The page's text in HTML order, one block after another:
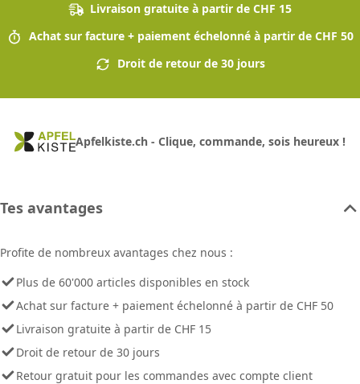
Livraison gratuite à partir de CHF 15
Achat sur facture + paiement échelonné à partir de CHF 50
Droit de retour de 30 jours
Apfelkiste.ch - Clique, commande, sois heureux !
Tes avantages
Profite de nombreux avantages chez nous :
Plus de 60'000 articles disponibles en stock
Achat sur facture + paiement échelonné à partir de CHF 50
Livraison gratuite à partir de CHF 15
Droit de retour de 30 jours
Retour gratuit pour les commandes avec compte client